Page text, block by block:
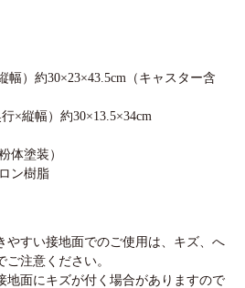
幅）約30×23×43.5cm（キャスター含
×縦幅）約30×13.5×34cm
体塗装）
樹脂
すい接地面でのご使用は、キズ、へ
注意ください。
面にキズが付く場合がありますので